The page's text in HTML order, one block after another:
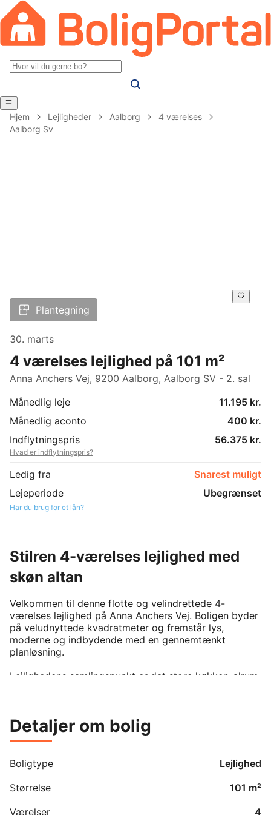
Hjem Lejligheder Aalborg
4 værelses
Aalborg Sv
Plantegning
30. marts
4 værelses lejlighed på 101 m²
Anna Anchers Vej, 9200 Aalborg, Aalborg SV - 2. sal
Månedlig leje
11.195 kr.
Månedlig aconto
400 kr.
Indflytningspris
56.375 kr.
Hvad er indflytningspris?
Ledig fra
Snarest muligt
Lejeperiode
Ubegrænset
Har du brug for et lån?
Stilren 4-værelses lejlighed med
skøn altan
Velkommen til denne flotte og velindrettede 4-
værelses lejlighed på Anna Anchers Vej. Boligen byder
på veludnyttede kvadratmeter og fremstår lys,
moderne og indbydende med en gennemtænkt
planløsning.
Lejlighedens samlingspunkt er det store køkken-alrum
flotte elementer og en flot farve, som giver rummet
karakter. I vandhanen er der indsat funktion med
dejligt lysindfald.
Boligen rummer desuden tre gode værelser, som kan
alt efter behov. Det ene værelse har faste skabe, som
Detaljer om bolig
Boligtype
Lejlighed
Størrelse
101 m²
Værelser
4